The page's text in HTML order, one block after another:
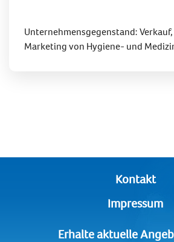
Unternehmensgegenstand:
Marketing von Hygiene- und
Kontakt
Impressum
Erhalte aktuelle